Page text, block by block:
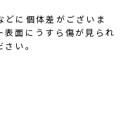
に個体差がございま
表面にうすら傷が見られ
い。